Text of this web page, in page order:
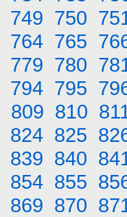
749 750
764 765
779 780
794 795
809 810
824 825
839 840
854 855
869 870